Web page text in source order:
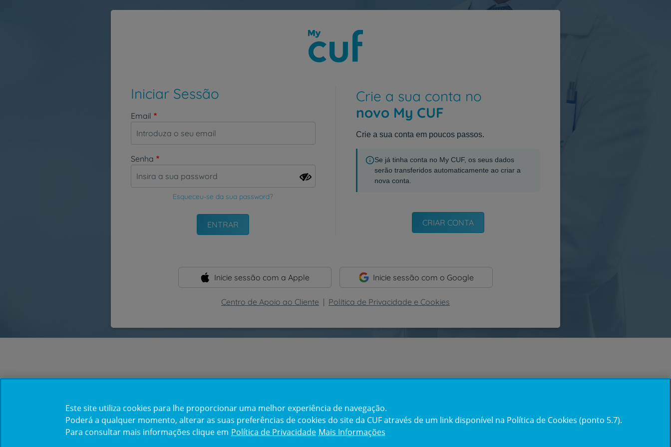
Iniciar Sessão
Email
Senha
Esqueceu-se da sua password?
Crie a sua conta no
novo My CUF
Crie a sua conta em poucos passos.
Se já tinha conta no My CUF, os seus dados
serão transferidos automaticamente ao criar a
nova conta.
CRIAR CONTA
Inicie sessão com a Apple Inicie sessão com o Google
Centro de Apoio ao Cliente | Política de Privacidade e Cookies
Este site utiliza cookies para lhe proporcionar uma melhor experiência de navegação.
Poderá a qualquer momento, alterar as suas preferências de cookies do site da CUF através de um link disponível na Política de Cookies (ponto 5.7).
Para consultar mais informações clique em Política de Privacidade Mais Informações